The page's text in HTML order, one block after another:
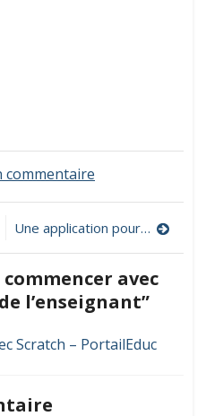
commentaire
commencer
avec
livret
de
l’enseignant
Une application pour jouer avec Bee-Bot
avec
l’enseignant”
Scratch – PortailEduc